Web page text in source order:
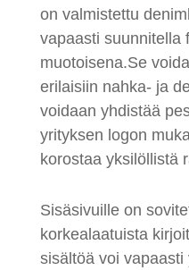
on valmistettu
vapaasti suunnitella
muotoisena.Se
erilaisiin nahka- ja
voidaan yhdistää
yrityksen logon
korostaa yksilöllistä
Sisäsivuille on
korkealaatuista
sisältöä voi vapaasti